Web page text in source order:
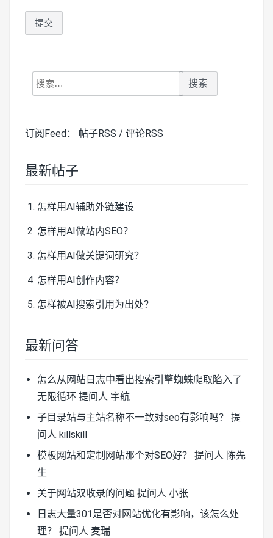
搜
索：
订阅Feed： 帖子RSS / 评论RSS
最新帖子
怎样用AI辅助外链建设
怎样用AI做站内SEO？
怎样用AI做关键词研究？
怎样用AI创作内容？
怎样被AI搜索引用为出处？
最新问答
怎么从网站日志中看出搜索引擎蜘蛛爬取陷入了
无限循环 提问人 宇航
子目录站与主站名称不一致对seo有影响吗？
提
问人 killskill
模板网站和定制网站那个对SEO好？
提问人 陈先
生
关于网站双收录的问题 提问人 小张
日志大量301是否对网站优化有影响，该怎么处
理？
提问人 麦瑞